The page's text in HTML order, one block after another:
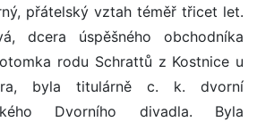
přátelský vztah téměř třicet let.
dcera úspěšného obchodníka
rodu Schrattů z Kostnice u
byla titulárně c. k. dvorní
Dvorního divadla. Byla